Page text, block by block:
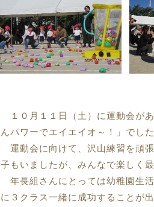
１０月１１日（土）に運動会が
んパワーでエイエイオ～！」でした
運動会に向けて、沢山練習を頑
子もいましたが、みんなで楽しく
年長組さんにとっては幼稚園生
に３クラス一緒に成功することが